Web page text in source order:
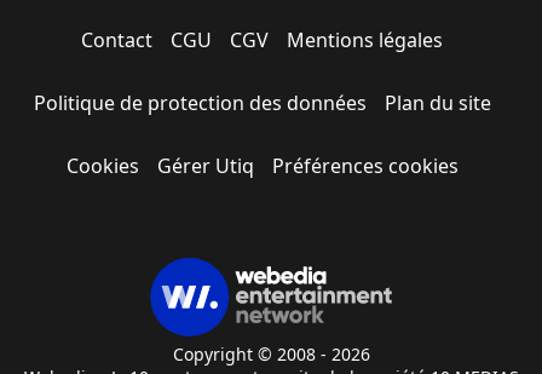
Contact CGU CGV Mentions légales
Politique de protection des données Plan du site
Cookies Gérer Utiq Préférences cookies
Copyright © 2008 - 2026